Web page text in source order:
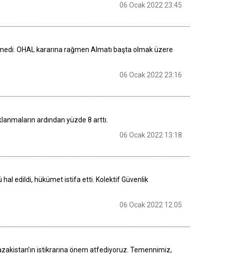
06 Ocak 2022 23:45
OHAL kararına rağmen Almatı başta olmak üzere
06 Ocak 2022 23:16
ardından yüzde 8 arttı.
06 Ocak 2022 13:18
hal edildi, hükümet istifa etti. Kolektif Güvenlik
06 Ocak 2022 12:05
istikrarına önem atfediyoruz. Temennimiz,